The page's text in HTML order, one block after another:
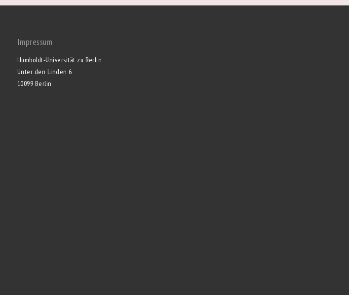
Impressum
Humboldt-Universität zu Berlin
Unter den Linden 6
10099 Berlin